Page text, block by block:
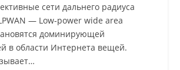
сети дальнего радиуса
— Low‑power wide area
доминирующей
в области Интернета вещей.